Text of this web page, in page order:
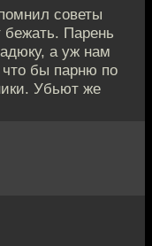
советы
бежать. Парень
а уж нам
бы парню по
Убьют же